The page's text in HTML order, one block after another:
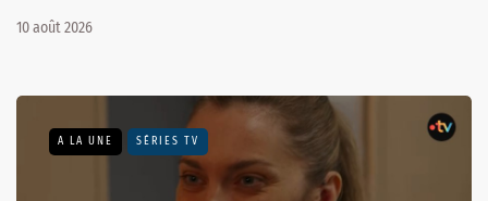
10 août 2026
A LA UNE SÉRIES TV